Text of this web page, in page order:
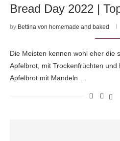
Bread Day 2022 |
by Bettina von homemade and baked
Die Meisten kennen wohl eher die
Apfelbrot, mit Trockenfrüchten
Apfelbrot mit Mandeln …